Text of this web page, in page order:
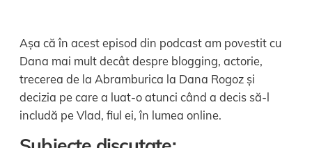
Așa că în acest episod din podcast am povestit cu
Dana mai mult decât despre blogging, actorie,
trecerea de la Abramburica la Dana Rogoz și
decizia pe care a luat-o atunci când a decis să-l
includă pe Vlad, fiul ei, în lumea online.